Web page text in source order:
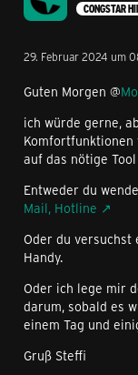
CONGSTAR
29. Februar 2024 um
Guten Morgen @
ich würde gerne,
auf das nötige
Entweder du
Mail, Hotline
Oder du versuchst
Handy.
Oder ich lege mir
darum, sobald es
einem Tag und
Gruß Steffi